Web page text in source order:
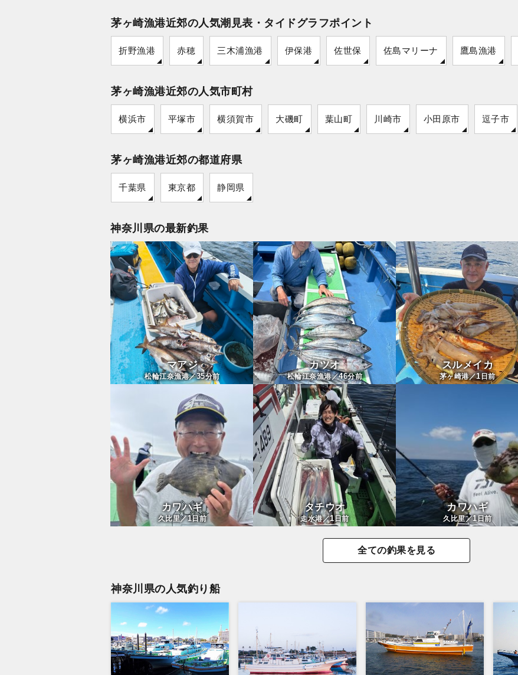
茅ヶ崎漁港近郊の人気潮見表・タイドグラフポイント
折野漁港 赤穂 三木浦漁港 伊保港 佐世保 佐島マリーナ 鷹島漁港
茅ヶ崎漁港近郊の人気市町村
横浜市 平塚市 横須賀市 大磯町 葉山町 川崎市 小田原市 逗子市
茅ヶ崎漁港近郊の都道府県
千葉県 東京都 静岡県
神奈川県の最新釣果
マアジ
松輪江奈漁港／35分前
カツオ
松輪江奈漁港／46分前
スルメイカ
茅ヶ崎港／1日前
カワハギ
久比里／1日前
タチウオ
走水港／1日前
カワハギ
久比里／1日前
全ての釣果を見る
神奈川県の人気釣り船